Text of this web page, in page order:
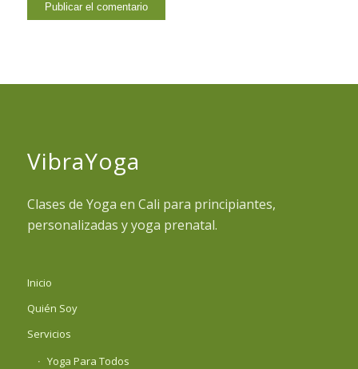
VibraYoga
Clases de Yoga en Cali para principiantes,
personalizadas y yoga prenatal.
Inicio
Quién Soy
Servicios
Yoga Para Todos